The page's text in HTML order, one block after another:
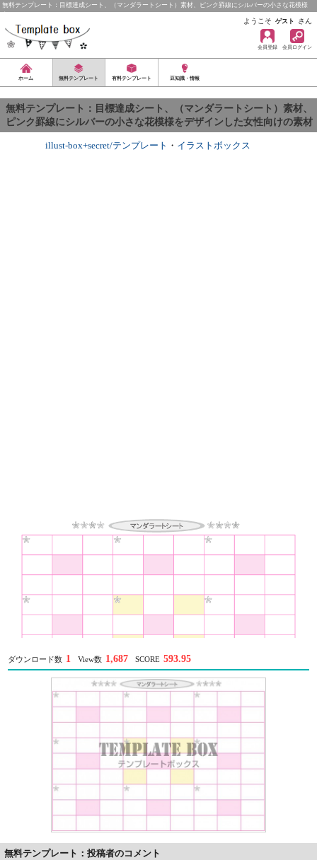
無料テンプレート：目標達成シート、（マンダラートシート）素材、ピンク罫線にシルバーの小さな花模様
を…
ようこそ ゲスト さん
会員登録 会員ログイン
ホーム 無料テンプレート 有料テンプレート 豆知識・情報
無料テンプレート：目標達成シート、（マンダラートシート）素材、
ピンク罫線にシルバーの小さな花模様をデザインした女性向けの素材
illust-box+secret/テンプレート ・ イラストボックス
ダウンロード数 1 View数 1,687 SCORE 593.95
無料テンプレート：投稿者のコメント